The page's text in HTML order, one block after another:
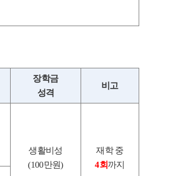
장학금
성격
비고
생활비성
(100만원)
재학 중
4회까지